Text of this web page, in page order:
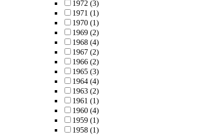
1972 (3)
1971 (1)
1970 (1)
1969 (2)
1968 (4)
1967 (2)
1966 (2)
1965 (3)
1964 (4)
1963 (2)
1961 (1)
1960 (4)
1959 (1)
1958 (1)